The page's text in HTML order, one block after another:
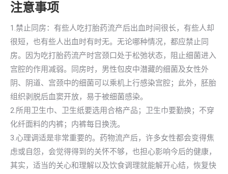
注意事项
1.禁止同房：有些人吃打胎药流产后出血时间很长，有些人却
很短，也有些人出血时有时无。无论哪种情况，都应禁止同
房。因为吃打胎药流产时宫颈口处于松弛状态，阻止细菌进入
宫腔的作用减弱。同房时，男性包皮中潜藏的细菌及女性外
阴、阴道、宫颈中的细菌可以乘机上行感染宫腔；此外，胚胎
组织剥脱后血窦开放，易于被细菌感染。
2.所用卫生巾、卫生纸要选用合格产品；卫生巾要勤换；不穿
化纤面料的内裤；内裤每日换洗。
3.心理调适是非常重要的。药物流产后，许多女性都会变得焦
虑或自怨，会觉得得到的关怀不够，也担心影响今后的健康，
其实，适当的关心和理解以及饮食调理就能解开心结，恢复快